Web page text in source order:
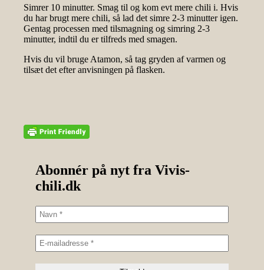
Simrer 10 minutter. Smag til og kom evt mere chili i. Hvis
du har brugt mere chili, så lad det simre 2-3 minutter igen.
Gentag processen med tilsmagning og simring 2-3
minutter, indtil du er tilfreds med smagen.
Hvis du vil bruge Atamon, så tag gryden af varmen og
tilsæt det efter anvisningen på flasken.
Abonnér på nyt fra Vivis-
chili.dk